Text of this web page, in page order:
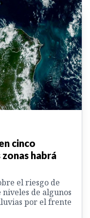
cinco
habrá
el riesgo de
de algunos
por el frente